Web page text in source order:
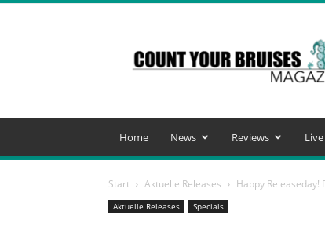
Your
Bruises
Magazine
Home News Reviews Live
Start Aktuelle Releases Happy
Aktuelle Releases Specials